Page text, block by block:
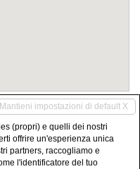
Mantieni impostazioni di default X
(propri) e quelli dei nostri
offrire un'esperienza unica
partners, raccogliamo e
l'identificatore del tuo